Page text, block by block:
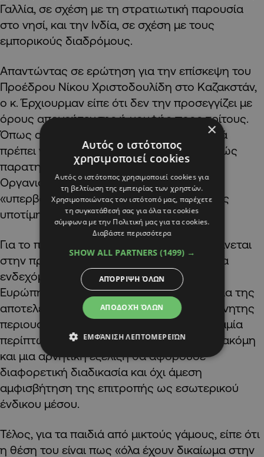
Γαλλία, σε σχέση με τη στρατιωτική παρουσία
στο νησί, και την Ινδία, σε σχέση με τους
εμπορικούς διαδρόμους.
Απαντώντας σε ερώτηση για την επίσκεψη του
Προέδρου Νίκου Χριστοδουλίδη στο Καζακστάν,
ο κ. Έρχιουρμαν είπε ότι δεν την προσεγγίζει με
όρους απογοήτευσης ή μομφής προς τρίτους.
Όπως ανέφερε, η τουρκοκυπριακή πλευρά
πρέπει να αξιοποιεί ρεαλιστικά το καθεστώς
παρατηρητή σε οργανισμούς όπως ο
Οργανισμός Τουρκογενών Κρατών, χωρίς
«υπερβολικές προσδοκίες», αλλά και χωρίς
υποτίμηση.
Για το περιουσιακό, είπε ότι δεν ανταποκρίνεται
στην πραγματικότητα η εντύπωση πως μια
ενδεχόμενη απόφαση στο Συμβούλιο της
Ευρώπης θα σήμαινε κατάργηση ή απώλεια της
αποτελεσματικότητας της «επιτροπής ακίνητης
περιουσίας». «Κάτι τέτοιο δεν ισχύει σε καμία
περίπτωση», ανέφερε, προσθέτοντας ότι ακόμη
και μια αρνητική εξέλιξη θα αφορούσε
διαφορετική διαδικασία και όχι άμεση
αμφισβήτηση της επιτροπής ως εσωτερικού
ένδικου μέσου.
Τέλος, για τα παιδιά από μικτούς γάμους, είπε ότι
η θέση του είναι πως «όλα έχουν δικαίωμα στην
×
Αυτός ο ιστότοπος
χρησιμοποιεί cookies
Αυτός ο ιστότοπος χρησιμοποιεί cookies για
τη βελτίωση της εμπειρίας των χρηστών.
Χρησιμοποιώντας τον ιστότοπό μας, παρέχετε
τη συγκατάθεσή σας για όλα τα cookies
σύμφωνα με την Πολιτική μας για τα cookies.
Διαβάστε περισσότερα
SHOW ALL PARTNERS (1499) →
ΑΠΟΔΟΧΉ ΌΛΩΝ
ΑΠΌΡΡΙΨΗ ΌΛΩΝ
ΕΜΦΆΝΙΣΗ ΛΕΠΤΟΜΕΡΕΙΏΝ